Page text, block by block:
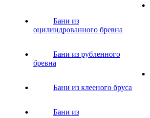
Бани из
оцилиндрованного бревна
Бани из рубленного
бревна
Бани из клееного бруса
Бани из